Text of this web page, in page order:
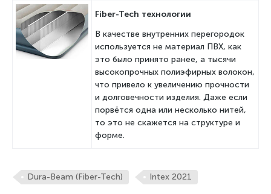
Fiber-Tech технологии
В качестве внутренних перегородок
используется не материал ПВХ, как
это было принято ранее, а тысячи
высокопрочных полиэфирных волокон,
что привело к увеличению прочности
и долговечности изделия. Даже если
порвётся одна или несколько нитей,
то это не скажется на структуре и
форме.
Dura-Beam (Fiber-Tech) Intex 2021